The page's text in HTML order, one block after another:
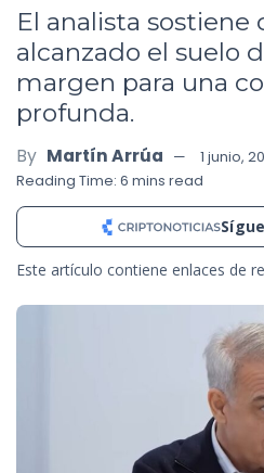
El analista sostiene
alcanzado el suelo
margen para una
profunda.
By Martín Arrúa
1 junio,
Reading Time: 6 mins read
Este artículo contiene enlaces de